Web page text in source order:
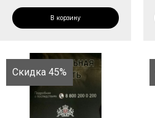
В корзину
Скидка 45%